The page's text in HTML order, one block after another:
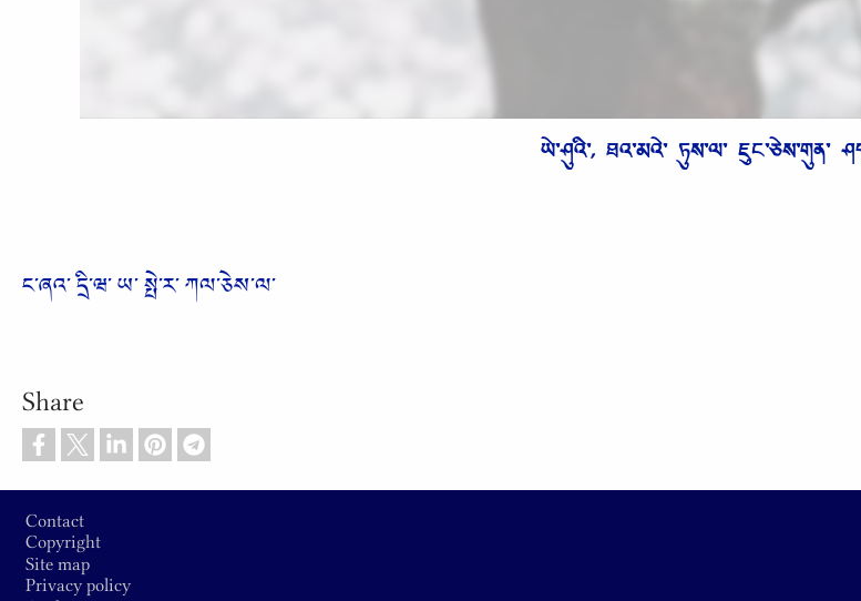
ཡེ༌ཤུའི༌, ཐའ༌མའེ༌ ཏུས༌ལ༌ ཇུང༌ཅེས༌གུན༌
ང༌ཞའ༌ དྲི༌ཝ༌ ཡ༌ སྤེ༌ར༌ ཀལ༌ཅེས༌ལ༌
Share
Footer
Contact
Copyright
Site map
Privacy policy